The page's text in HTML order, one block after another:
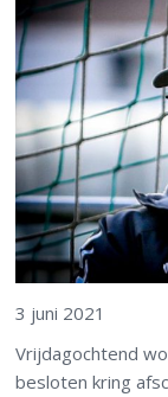
3 juni 2021
Vrijdagochtend
besloten kring